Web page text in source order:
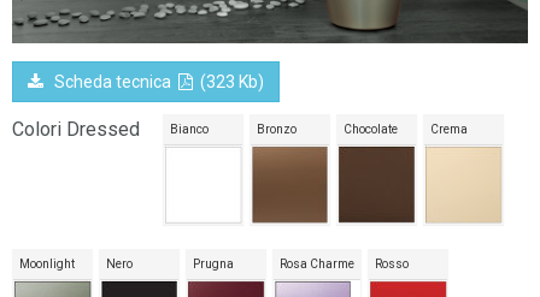
Scheda tecnica (323 Kb)
Colori Dressed Bianco Bronzo Chocolate Crema
Moonlight Nero Prugna Rosa Charme Rosso